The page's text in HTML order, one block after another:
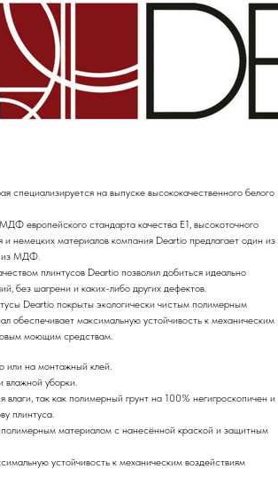
специализируется на выпуске высококачественного белого
европейского стандарта качества E1, высокоточного
и немецких материалов компания Deartio предлагает один из
из МДФ.
плинтусов Deartio позволил добиться идеально
без шагрени и каких-либо других дефектов.
Deartio покрыты экологически чистым полимерным
обеспечивает максимальную устойчивость к механическим
моющим средствам.
или на монтажный клей.
влажной уборки.
так как полимерный грунт на 100% негигроскопичен и
плинтуса.
материалом с нанесённой краской и защитным
устойчивость к механическим воздействиям